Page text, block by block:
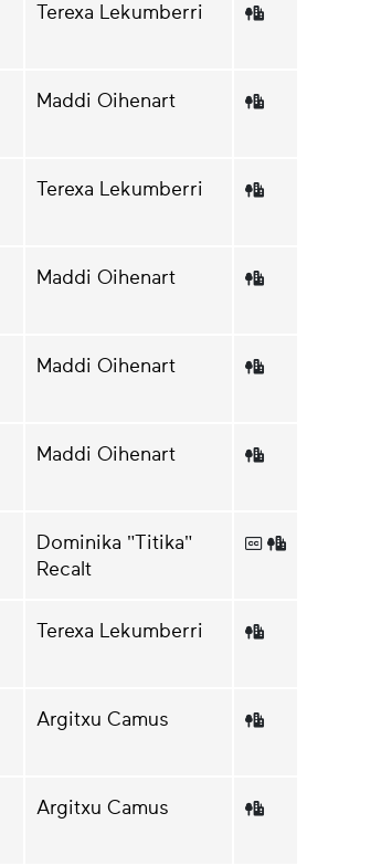
Terexa Lekumberri
Maddi Oihenart
Terexa Lekumberri
Maddi Oihenart
Maddi Oihenart
Maddi Oihenart
Dominika "Titika"
Recalt
Terexa Lekumberri
Argitxu Camus
Argitxu Camus